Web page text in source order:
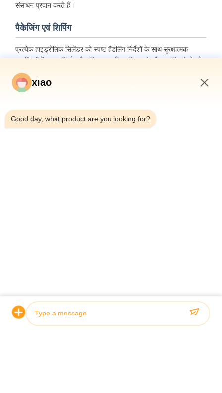
संसाधन प्रदान करते हैं।
पैकेजिंग एवं शिपिंग
प्रत्येक हाइड्रोलिक सिलेंडर को स्पष्ट हैंडलिंग निर्देशों के साथ सुरक्षात्मक
सामग्रियों में सावधानीपूर्वक पैक किया गया है। परिवहन के दौरान क्षति को रोकने
के लिए इकाइयों को लकड़ी की पैकेजिंग में सुरक्षित रूप से पैक किया जाता है।
xiao
Good day, what product are you looking for?